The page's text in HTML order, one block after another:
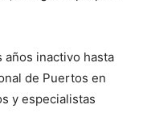
años inactivo hasta
de Puertos en
y especialistas